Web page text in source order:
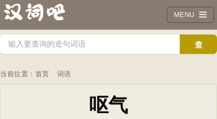
MENU
查
当前位置： 首页 词语
呕气